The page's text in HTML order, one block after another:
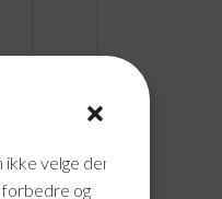
velge dem
forbedre og